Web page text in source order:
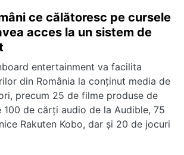
ce călătoresc pe cursele
acces la un sistem de
entertainment va facilita
din România la conținut media de
precum 25 de filme produse de
100 de cărți audio de la Audible, 75
Rakuten Kobo, dar și 20 de jocuri